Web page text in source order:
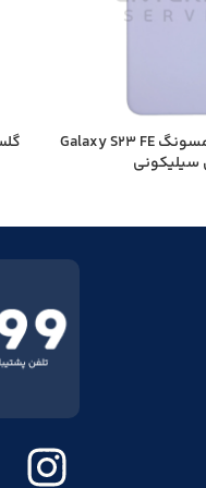
کاور گوشی سامسونگ Galaxy S23 FE
سیلیکونی